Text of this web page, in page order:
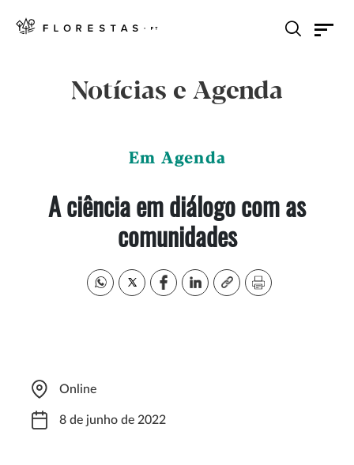
Notícias e Agenda
Em Agenda
A ciência em diálogo com as
comunidades
Online
8 de junho de 2022